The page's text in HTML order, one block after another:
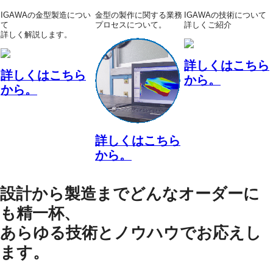
IGAWAの金型製造につい
て
詳しく解説します。
詳しくはこちら
から。
金型の製作に関する業務
プロセスについて。
詳しくはこちら
から。
IGAWAの技術について
詳しくご紹介
詳しくはこちら
から。
設計から製造までどんなオーダーに
も精一杯、
あらゆる技術とノウハウでお応えし
ます。